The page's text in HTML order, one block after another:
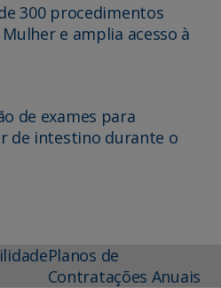
300 procedimentos
e amplia acesso à
de exames para
de intestino durante o
Planos de
Contratações Anuais